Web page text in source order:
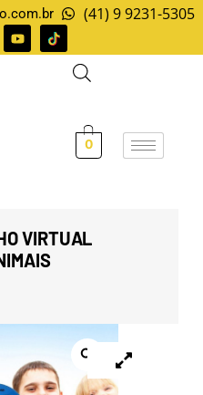
(41) 9 9231-5305
0
VIRTUAL